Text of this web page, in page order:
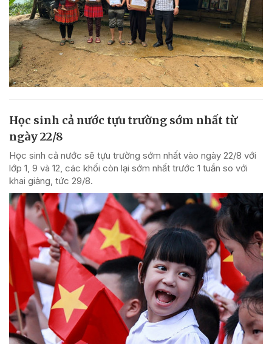
Học sinh cả nước tựu trường sớm nhất từ
ngày 22/8
Học sinh cả nước sẽ tựu trường sớm nhất vào ngày 22/8 với
lớp 1, 9 và 12, các khối còn lại sớm nhất trước 1 tuần so với
khai giảng, tức 29/8.